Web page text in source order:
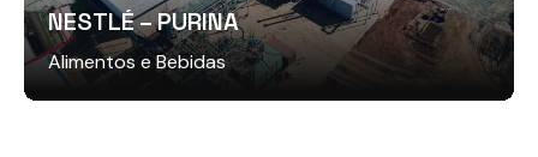
NESTLÉ – PURINA
Alimentos e Bebidas